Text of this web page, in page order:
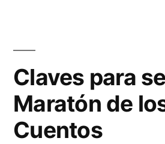
Claves para
Maratón de
Cuentos